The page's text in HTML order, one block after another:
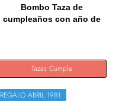
Bombo Taza de
cumpleaños con año de
Tazas Cumple
REGALO ABRIL 1981